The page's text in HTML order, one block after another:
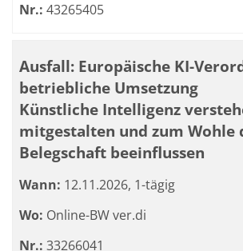
Nr.: 43265405
Ausfall: Europäische KI-
betriebliche Umsetzung
Künstliche Intelligenz
mitgestalten und zum Wohle
Belegschaft beeinflussen
Wann: 12.11.2026, 1-tägig
Wo: Online-BW ver.di
Nr.: 33266041